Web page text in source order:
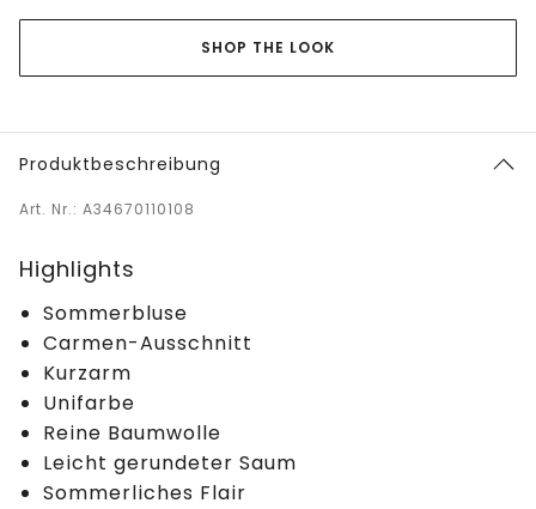
SHOP THE LOOK
Produktbeschreibung
Art. Nr.: A34670110108
Highlights
Sommerbluse
Carmen-Ausschnitt
Kurzarm
Unifarbe
Reine Baumwolle
Leicht gerundeter Saum
Sommerliches Flair